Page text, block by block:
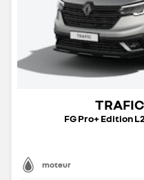
FG Pro+ Edition
moteur